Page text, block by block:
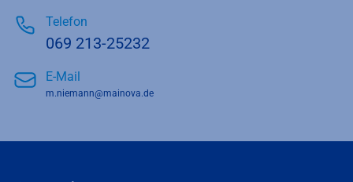
Telefon
069 213-25232
E-Mail
m.niemann@mainova.de